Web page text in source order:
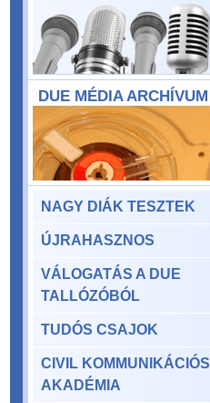
DUE MÉDIA ARCHÍVUM
NAGY DIÁK TESZTEK
ÚJRAHASZNOS
VÁLOGATÁS A DUE
TALLÓZÓBÓL
TUDÓS CSAJOK
CIVIL KOMMUNIKÁCIÓS
AKADÉMIA